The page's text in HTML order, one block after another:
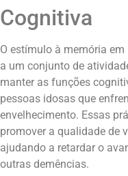
Cognitiva
O estímulo à memória
a um conjunto de
manter as funções
pessoas idosas que
envelhecimento. Essas
promover a qualidade de
ajudando a retardar o
outras demências.